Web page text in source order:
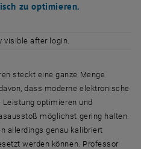
zu optimieren.
visible after login.
steckt eine ganze Menge
dass moderne elektronische
optimieren und
möglichst gering halten.
allerdings genau kalibriert
werden können. Professor